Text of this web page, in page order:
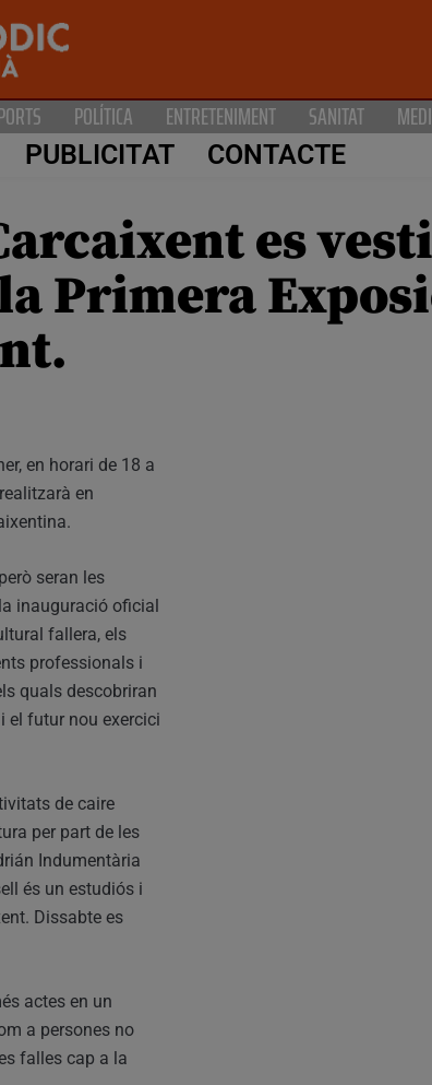
POLÍTICA ENTRETENIMENT SANITAT
PUBLICITAT CONTACTE
es
Primera
en horari de 18 a
en
seran les
inauguració oficial
fallera, els
professionals i
quals descobriran
el futur nou exercici
de caire
per part de les
Indumentària
és un estudiós i
Dissabte es
actes en un
a persones no
falles cap a la